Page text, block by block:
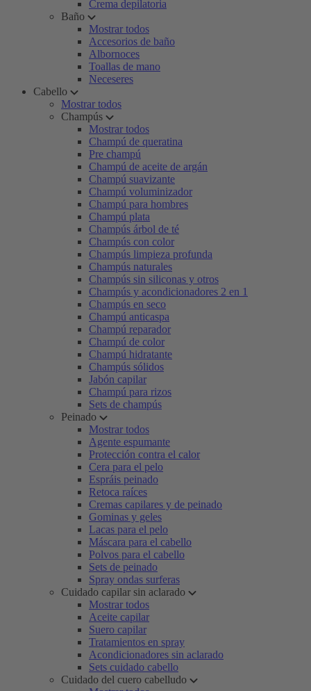
Crema depilatoria
Baño
Mostrar todos
Accesorios de baño
Albornoces
Toallas de mano
Neceseres
Cabello
Mostrar todos
Champús
Mostrar todos
Champú de queratina
Pre champú
Champú de aceite de argán
Champú suavizante
Champú voluminizador
Champú para hombres
Champú plata
Champús árbol de té
Champús con color
Champús limpieza profunda
Champús naturales
Champús sin siliconas y otros
Champús y acondicionadores 2 en 1
Champús en seco
Champú anticaspa
Champú reparador
Champú de color
Champú hidratante
Champús sólidos
Jabón capilar
Champú para rizos
Sets de champús
Peinado
Mostrar todos
Agente espumante
Protección contra el calor
Cera para el pelo
Espráis peinado
Retoca raíces
Cremas capilares y de peinado
Gominas y geles
Lacas para el pelo
Máscara para el cabello
Polvos para el cabello
Sets de peinado
Spray ondas surferas
Cuidado capilar sin aclarado
Mostrar todos
Aceite capilar
Suero capilar
Tratamientos en spray
Acondicionadores sin aclarado
Sets cuidado cabello
Cuidado del cuero cabelludo